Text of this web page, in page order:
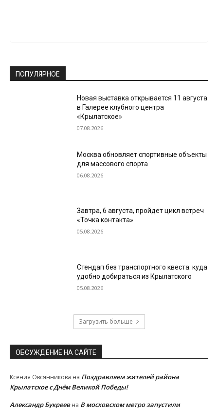
ПОПУЛЯРНОЕ
Новая выставка открывается 11 августа
в Галерее клубного центра
«Крылатское»
07.08.2026
Москва обновляет спортивные объекты
для массового спорта
06.08.2026
Завтра, 6 августа, пройдет цикл встреч
«Точка контакта»
05.08.2026
Стендап без транспортного квеста: куда
удобно добираться из Крылатского
05.08.2026
Загрузить больше
ОБСУЖДЕНИЕ НА САЙТЕ
Ксения Овсянникова на Поздравляем жителей района
Крылатское с Днём Великой Победы!
Александр Букреевна В московском метро запустили